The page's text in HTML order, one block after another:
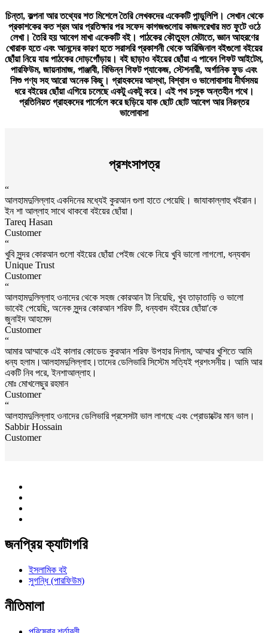
চিন্তা, কল্পনা আর তথ্যের শত মিশেলে তৈরি লেখকদের একেকটি পান্ডুলিপি। সেখান থেকে
প্রকাশকের কত শ্রম আর প্রতিক্ষার পর সফেদ কাগজগুলোয় কাজলরেখার মত ফুটে ওঠে
লেখা। তৈরি হয় আবেগ মাখা একেকটি বই। পাঠকের কৌতুহল মেটাতে, জ্ঞান আহরণের
খোরাক হতে এবং আনন্দের কারণ হতে সরাসরি প্রকাশনী থেকে অরিজিনাল বইগুলো বইয়ের
ছোঁয়া নিয়ে যায় পাঠকের দোড়গোঁড়ায়। বই ছাড়াও বইয়ের ছোঁয়া এ পাবেন গিফট আইটেম,
পারফিউম, জায়নামাজ, পাঞ্জাবী, বিভিন্ন গিফট প্যাকেজ, স্টেশনারী, অর্গানিক ফুড এবং
শিশু পণ্য সহ আরো অনেক কিছু। গ্রাহকদের আস্থা, বিশ্বাস ও ভালোবাসায় দীর্ঘসময়
ধরে বইয়ের ছোঁয়া এগিয়ে চলেছে একটু একটু করে। এই পথ চলুক অন্তহীন পথে।
প্রতিনিয়ত গ্রাহকদের পার্সেলে করে ছড়িয়ে যাক ছোট ছোট আবেগ আর নিরন্তর
ভালোবাসা
প্রশংসাপত্র
“
আলহামদুলিল্লাহ একদিনের মধ্যেই কুরআন গুলা হাতে পেয়েছি। জাযাকাল্লাহু খইরান।
ইন শা আল্লাহ সাথে থাকবো বইয়ের ছোঁয়া।
Tareq Hasan
Customer
“
খুবি সুন্দর কোরআন গুলো বইয়ের ছোঁয়া পেইজ থেকে নিয়ে খুবি ভালো লাগলো, ধন্যবাদ
Unique Trust
Customer
“
আলহামদুলিল্লাহ ওনাদের থেকে সহজ কোরআন টা নিয়েছি, খুব তাড়াতাড়ি ও ভালো
ভাবেই পেয়েছি, অনেক সুন্দর কোরআন শরিফ টি, ধন্যবাদ বইয়ের ছোঁয়া'কে
জুনাইদ আহমেদ
Customer
“
আমার আম্মাকে এই কালার কোডেড কুরআন শরিফ উপহার দিলাম, আম্মার খুশিতে আমি
ধন্য হলাম।আলহামদুলিল্লাহ।তাদের ডেলিভারি সিস্টেম সত্যিই প্রশংসনীয়। আমি আর
একটি নিব পরে, ইনশাআল্লাহ।
মোঃ মোখলেছুর রহমান
Customer
“
আলহামদুলিল্লাহ ওনাদের ডেলিভারি প্রসেসটা ভাল লাগছে এবং প্রোডাক্টের মান ভাল।
Sabbir Hossain
Customer
জনপ্রিয় ক্যাটাগরি
ইসলামিক বই
সুগন্ধি (পারফিউম)
নীতিমালা